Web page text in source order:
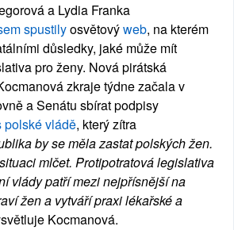
a Lydia Franka
spustilyosvětovýweb, na kterém
důsledky, jaké může mít
pro ženy. Nová pirátská
zkraje týdne začala v
a Senátu sbírat podpisy
polské vládě, který zítra
by se měla zastat polských žen.
mlčet. Protipotratová legislativa
vlády patří mezi nejpřísnější na
žen a vytváří praxi lékařské a
Kocmanová.